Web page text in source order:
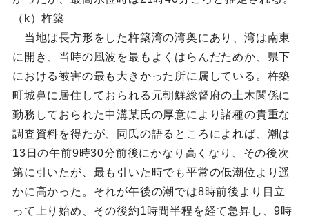
（k）杵築
当地は長方形をした杵築湾の湾奥にあり、湾は南東
に開き、当時の風波を最もよくはらんだためか、県下
における被害の最も大きかった所に属している。杵築
町城鼻に居住しておられる元朝鮮総督府の土木関係に
勤務しておられた中溝某氏の厚意により諸種の貴重な
調査資料を得たが、同氏の語るところによれば、潮は
13日の午前9時30分前後にかなり高くなり、その後次
第に引いたが、最も引いた時でも平常の低潮位より遥
かに高かった。それが午後の潮では8時前後より目立
って上り始め、その後約1時間半程を経て急昇し、9時